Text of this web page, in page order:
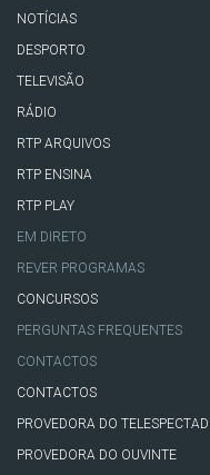
NOTÍCIAS
DESPORTO
TELEVISÃO
RÁDIO
RTP ARQUIVOS
RTP ENSINA
RTP PLAY
EM DIRETO
REVER PROGRAMAS
CONCURSOS
PERGUNTAS FREQUENTES
CONTACTOS
CONTACTOS
PROVEDORA DO
PROVEDORA DO OUVINTE